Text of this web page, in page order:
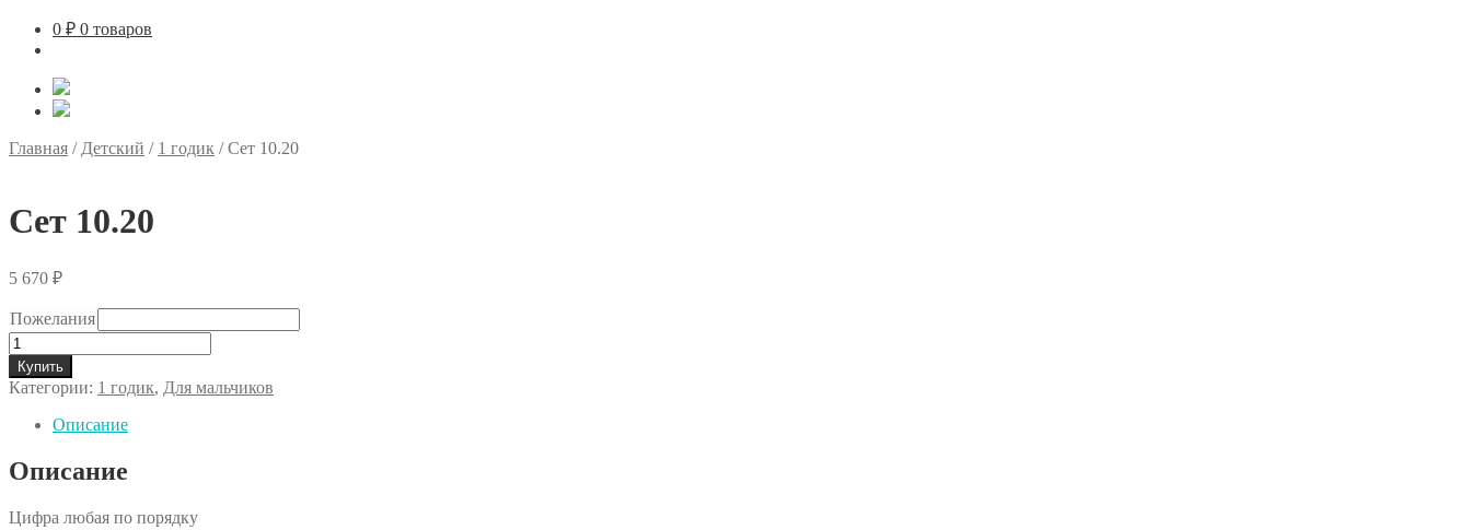
0 ₽ 0 товаров
Главная / Детский / 1 годик /Сет 10.20
Сет 10.20
5 670 ₽
Пожелания
Количество
товара
Сет
10.20
Купить
Категории: 1 годик, Для мальчиков
Описание
Описание
Цифра любая по порядку